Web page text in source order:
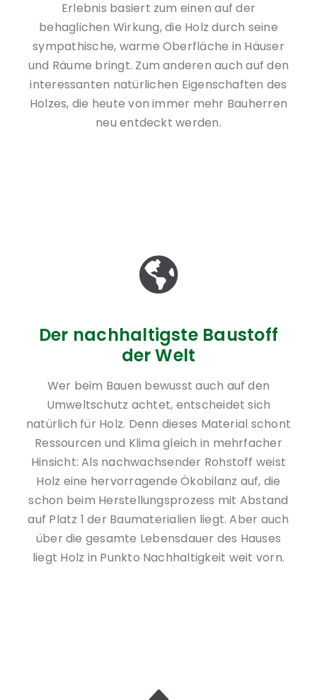
Erlebnis basiert zum einen auf der
behaglichen Wirkung, die Holz durch seine
sympathische, warme Oberfläche in Häuser
und Räume bringt. Zum anderen auch auf den
interessanten natürlichen Eigenschaften des
Holzes, die heute von immer mehr Bauherren
neu entdeckt werden.
Der nachhaltigste Baustoff
der Welt
Wer beim Bauen bewusst auch auf den
Umweltschutz achtet, entscheidet sich
natürlich für Holz. Denn dieses Material schont
Ressourcen und Klima gleich in mehrfacher
Hinsicht: Als nachwachsender Rohstoff weist
Holz eine hervorragende Ökobilanz auf, die
schon beim Herstellungsprozess mit Abstand
auf Platz 1 der Baumaterialien liegt. Aber auch
über die gesamte Lebensdauer des Hauses
liegt Holz in Punkto Nachhaltigkeit weit vorn.